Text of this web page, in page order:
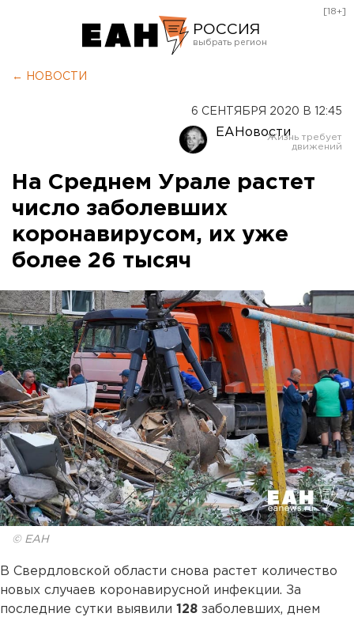
РОССИЯ
Оренбург
[18+]
← НОВОСТИ
6 СЕНТЯБРЯ 2020 В 12:45
ЕАНовости
На Среднем Урале растет
число заболевших
коронавирусом, их уже
более 26 тысяч
© ЕАН
В Свердловской области снова растет количество
новых случаев коронавирусной инфекции. За
последние сутки выявили 128 заболевших, днем